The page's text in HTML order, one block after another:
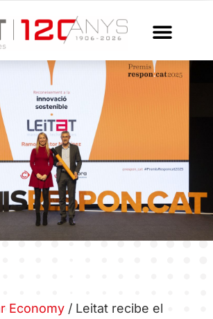
Economy / Leitat recibe el